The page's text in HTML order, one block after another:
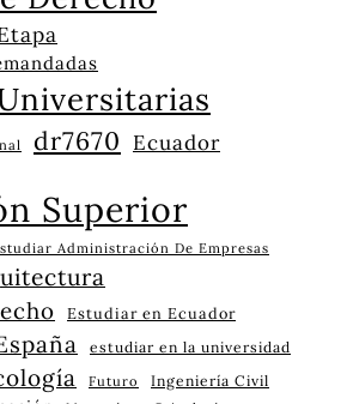
dr7670 Ecuador
Superior
Administración De Empresas
Estudiar en Ecuador
estudiar en la universidad
Futuro Ingeniería Civil